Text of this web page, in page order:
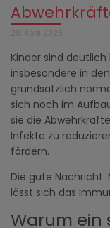
29. April 2026
Kinder sind
insbesondere in
grundsätzlich
sich noch im
sie die
Infekte zu
fördern.
Die gute
lässt sich das
Warum ein